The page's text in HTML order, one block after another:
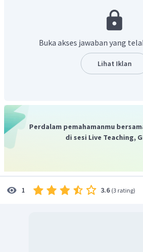
Oleh karena itu, jawaban yang tepat
Buka akses jawaban yang
Lihat Iklan
Perdalam pemahamanmu
di sesi Live Teaching,
1 3.6 (3 rating)